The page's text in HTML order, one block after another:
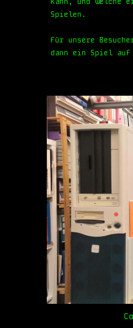
Spielen.
Für unsere
dann ein Spiel auf